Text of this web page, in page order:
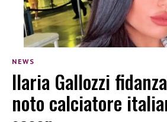
NEWS
Ilaria Gallozzi
noto calciatore